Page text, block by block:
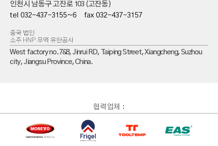
인천시 남동구 고잔로 103 (고잔동)
tel 032-437-3155~6 fax 032-437-3157
중국 법인
소주 HNP 무역 유한공사
West factory no.7&8, Jinrui RD, Taiping Street, Xiangcheng, Suzhou
city, Jiangsu Province, China.
협력업체 :